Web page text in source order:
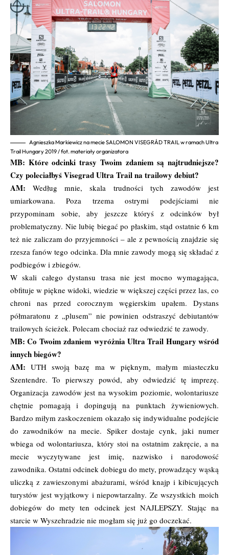
Agnieszka Markiewicz na mecie SALOMON VISEGRÁD TRAIL w ramach Ultra
Trail Hungary 2019 / fot. materiały organizatora
MB: Które odcinki trasy Twoim zdaniem są najtrudniejsze?
Czy poleciałbyś Visegrad Ultra Trail na trailowy debiut?
AM: Według mnie, skala trudności tych zawodów jest
umiarkowana. Poza trzema ostrymi podejściami nie
przypominam sobie, aby jeszcze któryś z odcinków był
problematyczny. Nie lubię biegać po płaskim, stąd ostatnie 6 km
też nie zaliczam do przyjemności – ale z pewnością znajdzie się
rzesza fanów tego odcinka. Dla mnie zawody mogą się składać z
podbiegów i zbiegów.
W skali całego dystansu trasa nie jest mocno wymagająca,
obfituje w piękne widoki, wiedzie w większej części przez las, co
chroni nas przed corocznym węgierskim upałem. Dystans
półmaratonu z „plusem” nie powinien odstraszyć debiutantów
trailowych ścieżek. Polecam chociaż raz odwiedzić te zawody.
MB: Co Twoim zdaniem wyróżnia Ultra Trail Hungary wśród
innych biegów?
AM: UTH swoją bazę ma w pięknym, małym miasteczku
Szentendre. To pierwszy powód, aby odwiedzić tę imprezę.
Organizacja zawodów jest na wysokim poziomie, wolontariusze
chętnie pomagają i dopingują na punktach żywieniowych.
Bardzo miłym zaskoczeniem okazało się indywidualne podejście
do zawodników na mecie. Spiker dostaje cynk, jaki numer
wbiega od wolontariusza, który stoi na ostatnim zakręcie, a na
mecie wyczytywane jest imię, nazwisko i narodowość
zawodnika. Ostatni odcinek dobiegu do mety, prowadzący wąską
uliczką z zawieszonymi abażurami, wśród knajp i kibicujących
turystów jest wyjątkowy i niepowtarzalny. Ze wszystkich moich
dobiegów do mety ten odcinek jest NAJLEPSZY. Stając na
starcie w Wyszehradzie nie mogłam się już go doczekać.